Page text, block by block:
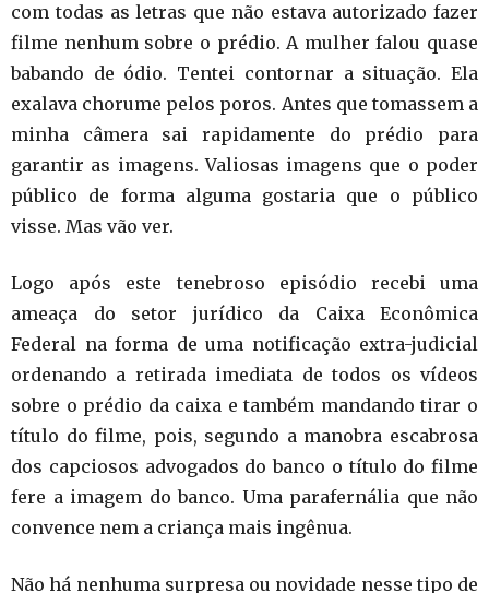
com todas as letras que não estava autorizado fazer
filme nenhum sobre o prédio. A mulher falou quase
babando de ódio. Tentei contornar a situação. Ela
exalava chorume pelos poros. Antes que tomassem a
minha câmera sai rapidamente do prédio para
garantir as imagens. Valiosas imagens que o poder
público de forma alguma gostaria que o público
visse. Mas vão ver.
Logo após este tenebroso episódio recebi uma
ameaça do setor jurídico da Caixa Econômica
Federal na forma de uma notificação extra-judicial
ordenando a retirada imediata de todos os vídeos
sobre o prédio da caixa e também mandando tirar o
título do filme, pois, segundo a manobra escabrosa
dos capciosos advogados do banco o título do filme
fere a imagem do banco. Uma parafernália que não
convence nem a criança mais ingênua.
Não há nenhuma surpresa ou novidade nesse tipo de